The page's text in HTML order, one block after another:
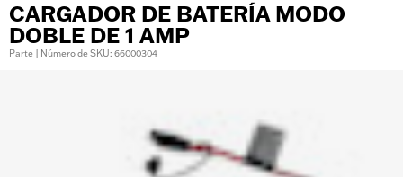
CARGADOR DE BATERÍA MODO
DOBLE DE 1 AMP
Parte | Número de SKU: 66000304